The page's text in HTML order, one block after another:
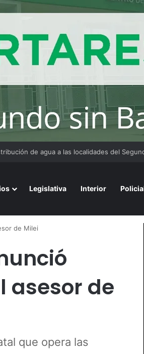
marcha pese a los cambios en la Ley de
Legislativa Interior
de Milei
asesor de
que opera las